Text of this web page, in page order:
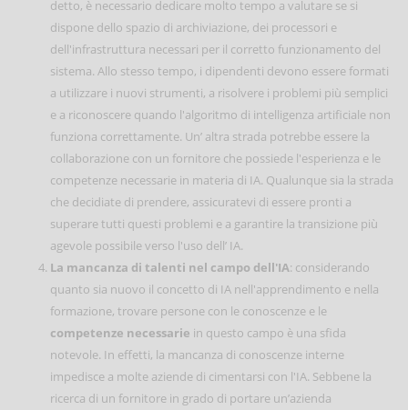
detto, è necessario dedicare molto tempo a valutare se si
dispone dello spazio di archiviazione, dei processori e
dell'infrastruttura necessari per il corretto funzionamento del
sistema. Allo stesso tempo, i dipendenti devono essere formati
a utilizzare i nuovi strumenti, a risolvere i problemi più semplici
e a riconoscere quando l'algoritmo di intelligenza artificiale non
funziona correttamente. Un’ altra strada potrebbe essere la
collaborazione con un fornitore che possiede l'esperienza e le
competenze necessarie in materia di IA. Qualunque sia la strada
che decidiate di prendere, assicuratevi di essere pronti a
superare tutti questi problemi e a garantire la transizione più
agevole possibile verso l'uso dell’ IA.
La mancanza di talenti nel campo dell'IA: considerando
quanto sia nuovo il concetto di IA nell'apprendimento e nella
formazione, trovare persone con le conoscenze e le
competenze necessarie in questo campo è una sfida
notevole. In effetti, la mancanza di conoscenze interne
impedisce a molte aziende di cimentarsi con l'IA. Sebbene la
ricerca di un fornitore in grado di portare un’azienda